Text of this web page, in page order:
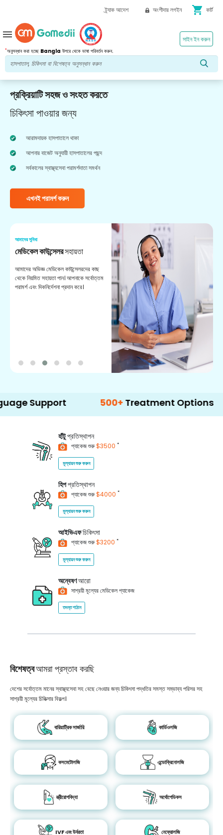
ট্র্যাক আদেশ অংশীদার লগইন shopping_cart কার্ট
*অনুসন্ধান করা হচ্ছে Bangla উপরে থেকে ভাষা পরিবর্তন করুন.
সাইন ইন করুন
menu
প্রক্রিয়াটি সহজ ও সংহত করতে
চিকিৎসা পাওয়ার জন্য
আরামদায়ক হাসপাতালে থাকা
আপনার বাজেট অনুযায়ী হাসপাতালের পছন্দ
সর্বকালের স্বাস্থ্যসেবা পরামর্শদাতা সমর্থন
এখনই পরামর্শ করুন
আমাদের সুবিধা
মেডিকেল কাউন্সেলরসহায়তা
আমাদের অভিজ্ঞ মেডিকেল কাউন্সেলরদের কাছ
থেকে নিয়মিত সহায়তা পান। আপনাকে সর্বোত্তম
পরামর্শ এবং দিকনির্দেশনা প্রদান করে।
Treatment Options
হাঁটুপ্রতিস্থাপন
প্যাকেজ শুরু$3500 *
মূল্যায়ন শুরু করুন
হিপপ্রতিস্থাপন
প্যাকেজ শুরু$4000 *
মূল্যায়ন শুরু করুন
আইভিএফচিকিৎসা
প্যাকেজ শুরু$3200 *
মূল্যায়ন শুরু করুন
অন্বেষণআরো
সাশ্রয়ী মূল্যের মেডিকেল প্যাকেজ
তদন্ত পাঠান
বিশেষত্বআমরা প্রস্তাব করছি
দেশের সর্বোত্তম মানের স্বাস্থ্যসেবা সহ বেছে নেওয়ার জন্য চিকিৎসা পদ্ধতির সমস্ত সম্ভাব্য পরিসর সহ
সাশ্রয়ী মূল্যের চিকিত্সার বিকল্প।
বারিয়াট্রিক সার্জারি কার্ডিওলজি
কসমেটোলজি এন্ডোক্রিনোলজি
স্ত্রীরোগবিদ্যা অর্থোপেডিকস
IVF এবং উর্বরতা নেফ্রোলজি